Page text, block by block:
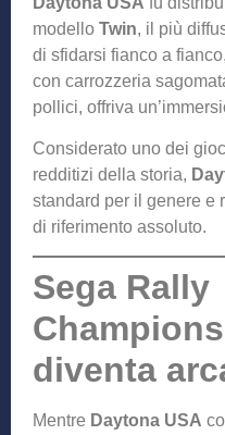
modello Twin, il più
di sfidarsi fianco a
con carrozzeria
pollici, offriva
Considerato uno dei
redditizi della storia,
standard per il genere e
di riferimento assoluto.
Sega Rally
diventa
Mentre Daytona USA